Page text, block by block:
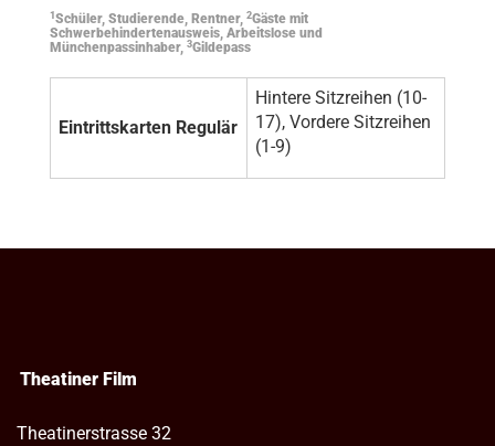
1 Schüler, Studierende, Rentner, 2Gäste mit
Schwerbehindertenausweis, Arbeitslose und
Münchenpassinhaber, 3Gildepass
Eintrittskarten Regulär
Hintere Sitzreihen (10-
17), Vordere Sitzreihen
(1-9)
Theatiner Film
Theatinerstrasse 32